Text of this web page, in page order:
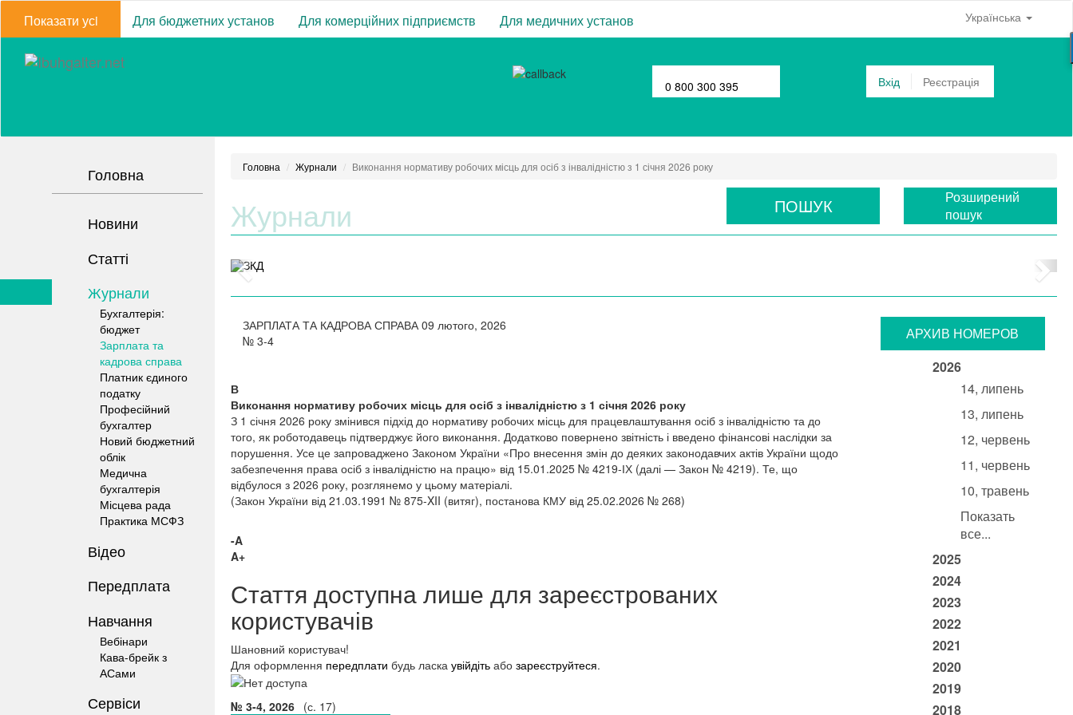
Показати усi Для бюджетних установ Для комерційних підприємств Для медичних установ Українська
0 800 300 395 Вхід Реєстрація
Головна
Новини
Статті
Журнали
Бухгалтерія:
бюджет
Зарплата та
кадрова справа
Платник єдиного
податку
Професійний
бухгалтер
Новий бюджетний
облік
Медична
бухгалтерія
Місцева рада
Практика МСФЗ
Відео
Передплата
Навчання
Вебінари
Кава-брейк з
АСами
Сервіси
Головна Журнали Виконання нормативу робочих місць для осіб з інвалідністю з 1 січня 2026 року
Журнали ПОШУК
Розширений
пошук
ЗАРПЛАТА ТА КАДРОВА СПРАВА09 лютого, 2026
№ 3-4
В
Виконання нормативу робочих місць для осіб з інвалідністю з 1 січня 2026 року
З 1 січня 2026 року змінився підхід до нормативу робочих місць для працевлаштування осіб з інвалідністю та до
того, як роботодавець підтверджує його виконання. Додатково повернено звітність і введено фінансові наслідки за
порушення. Усе це запроваджено Законом України «Про внесення змін до деяких законодавчих актів України щодо
забезпечення права осіб з інвалідністю на працю» від 15.01.2025 № 4219-ІХ (далі — Закон № 4219). Те, що
відбулося з 2026 року, розглянемо у цьому матеріалі.
(Закон України від 21.03.1991 № 875-XII (витяг), постанова КМУ від 25.02.2026 № 268)
-A
A+
Стаття доступна лише для зареєстрованих
користувачів
Шановний користувач!
Для оформлення передплати будь ласка увійдіть або зареєструйтеся.
№ 3-4, 2026 (с. 17)
АРХИВ НОМЕРОВ
2026
14, липень
13, липень
12, червень
11, червень
10, травень
Показать
все...
2025
2024
2023
2022
2021
2020
2019
2018